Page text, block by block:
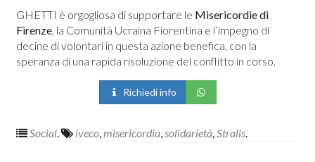
GHETTI è orgogliosa di supportare le Misericordie di
Firenze, la Comunità Ucraina Fiorentina e l’impegno di
decine di volontari in questa azione benefica, con la
speranza di una rapida risoluzione del conflitto in corso.
Richiedi info
Social. iveco,misericordia,solidarietà,Stralis.